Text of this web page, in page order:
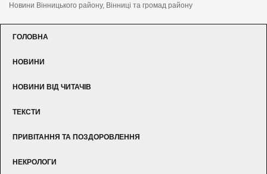
Новини Вінницького району, Вінниці та громад району
ГОЛОВНА
НОВИНИ
НОВИНИ ВІД ЧИТАЧІВ
ТЕКСТИ
ПРИВІТАННЯ ТА ПОЗДОРОВЛЕННЯ
НЕКРОЛОГИ